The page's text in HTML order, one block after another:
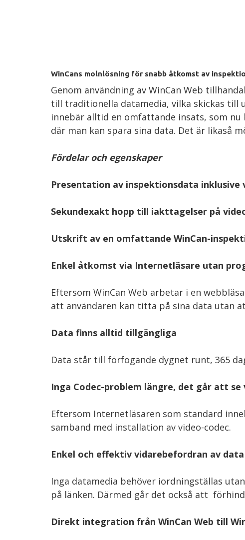
WinCans molnlösning för snabb åtkomst av
Genom användning av WinCan Web
till traditionella datamedia, vilka skickas till
innebär alltid en omfattande insats, som nu
där man kan spara sina data. Det är likaså
Fördelar och egenskaper
Presentation av inspektionsdata
Sekundexakt hopp till iakttagelser på
Utskrift av en omfattande WinCan-
Enkel åtkomst via Internetläsare utan
Eftersom WinCan Web arbetar i en
att användaren kan titta på sina data utan
Data finns alltid tillgängliga
Data står till förfogande dygnet runt, 365
Inga Codec-problem längre, det går att
Eftersom Internetläsaren som standard
samband med installation av video-codec.
Enkel och effektiv vidarebefordran av data
Inga datamedia behöver iordningställas
på länken. Därmed går det också att
Direkt integration från WinCan Web till